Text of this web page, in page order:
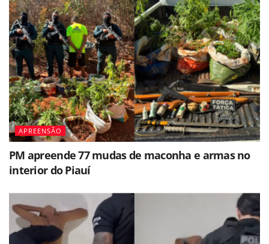
APREENSÃO
PM apreende 77 mudas de maconha e armas no
interior do Piauí